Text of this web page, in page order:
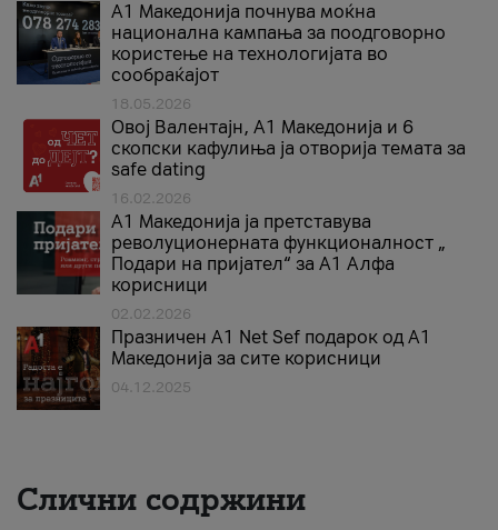
A1 Македонија почнува моќна
национална кампања за поодговорно
користење на технологијата во
сообраќајот
18.05.2026
Овој Валентајн, A1 Македонија и 6
скопски кафулиња ја отворија темата за
safe dating
16.02.2026
А1 Македонија ја претставува
револуционерната функционалност „
Подари на пријател“ за А1 Алфа
корисници
02.02.2026
Празничен A1 Net Sеf подарок од А1
Македонија за сите корисници
04.12.2025
Слични содржини